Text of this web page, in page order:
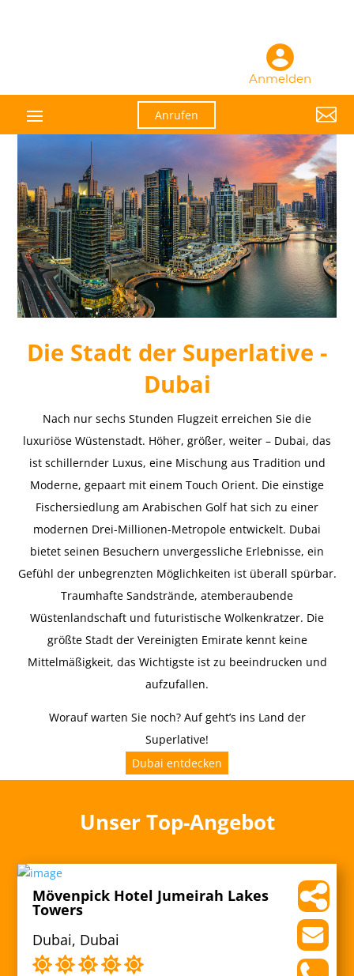
Anmelden
Anrufen 
Die Stadt der Superlative -
Dubai
Nach nur sechs Stunden Flugzeit erreichen Sie die
luxuriöse Wüstenstadt. Höher, größer, weiter – Dubai, das
ist schillernder Luxus, eine Mischung aus Tradition und
Moderne, gepaart mit einem Touch Orient. Die einstige
Fischersiedlung am Arabischen Golf hat sich zu einer
modernen Drei-Millionen-Metropole entwickelt. Dubai
bietet seinen Besuchern unvergessliche Erlebnisse, ein
Gefühl der unbegrenzten Möglichkeiten ist überall spürbar.
Traumhafte Sandstrände, atemberaubende
Wüstenlandschaft und futuristische Wolkenkratzer. Die
größte Stadt der Vereinigten Emirate kennt keine
Mittelmäßigkeit, das Wichtigste ist zu beeindrucken und
aufzufallen.
Worauf warten Sie noch? Auf geht’s ins Land der
Superlative!
Dubai entdecken
Unser Top-Angebot
Mövenpick Hotel Jumeirah Lakes
Towers
Dubai, Dubai